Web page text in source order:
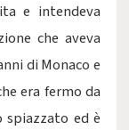
e intendeva
che aveva
di Monaco e
era fermo da
ed è